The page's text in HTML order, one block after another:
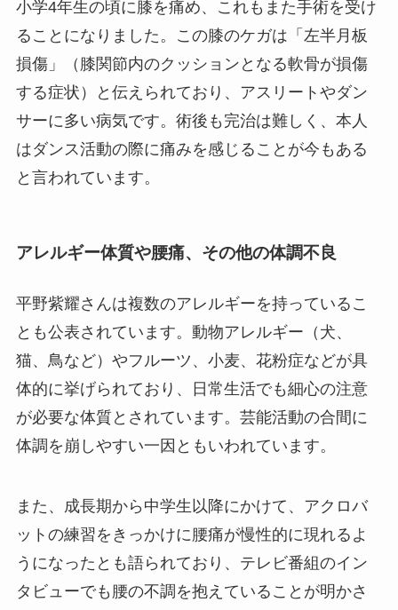
小学4年生の頃に膝を痛め、これもまた手術を受け
ることになりました。この膝のケガは「左半月板
損傷」（膝関節内のクッションとなる軟骨が損傷
する症状）と伝えられており、アスリートやダン
サーに多い病気です。術後も完治は難しく、本人
はダンス活動の際に痛みを感じることが今もある
と言われています。
アレルギー体質や腰痛、その他の体調不良
平野紫耀さんは複数のアレルギーを持っているこ
とも公表されています。動物アレルギー（犬、
猫、鳥など）やフルーツ、小麦、花粉症などが具
体的に挙げられており、日常生活でも細心の注意
が必要な体質とされています。芸能活動の合間に
体調を崩しやすい一因ともいわれています。
また、成長期から中学生以降にかけて、アクロバ
ットの練習をきっかけに腰痛が慢性的に現れるよ
うになったとも語られており、テレビ番組のイン
タビューでも腰の不調を抱えていることが明かさ